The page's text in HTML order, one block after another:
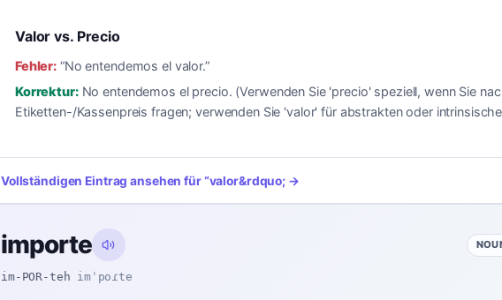
Valor vs. Precio
Fehler: “No entendemos el valor.”
Korrektur: No entendemos el precio. (Verwenden Sie 'precio' speziell, wenn Sie
Etiketten-/Kassenpreis fragen; verwenden Sie 'valor' für abstrakten oder
Vollständigen Eintrag ansehen für“valor&rdquo; →
importe
im-POR-teh imˈpoɾte